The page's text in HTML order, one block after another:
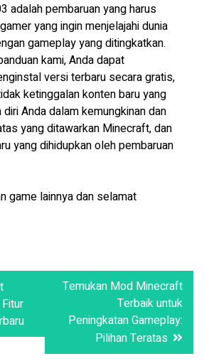
adalah pembaruan yang harus
yang ingin menjelajahi dunia
gameplay yang ditingkatkan.
kami, Anda dapat
versi terbaru secara gratis,
ketinggalan konten baru yang
Anda dalam kemungkinan dan
yang ditawarkan Minecraft, dan
yang dihidupkan oleh pembaruan
game lainnya dan selamat
Temukan Mod Minecraft
Terbaik untuk
Peningkatan Gameplay:
Pilihan Teratas